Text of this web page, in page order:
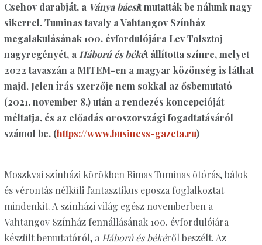
Csehov darabját, a Ványa bácsit mutatták be nálunk nagy
sikerrel. Tuminas tavaly a Vahtangov Színház
megalakulásának 100. évfordulójára Lev Tolsztoj
nagyregényét, a Háború és békét állította színre, melyet
2022 tavaszán a MITEM-en a magyar közönség is láthat
majd. Jelen írás szerzője nem sokkal az ősbemutató
(2021. november 8.) után a rendezés koncepcióját
méltatja, és az előadás oroszországi fogadtatásáról
számol be. (https://www.business-gazeta.ru)
Moszkvai színházi körökben Rimas Tuminas ötórás, bálok
és vérontás nélküli fantasztikus eposza foglalkoztat
mindenkit. A színházi világ egész novemberben a
Vahtangov Színház fennállásának 100. évfordulójára
készült bemutatóról, a Háború és békéről beszélt. Az